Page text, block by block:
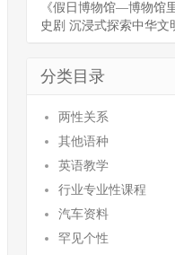
《假日博物馆—博物馆
史剧 沉浸式探索中华文
分类目录
两性关系
其他语种
英语教学
行业专业性课程
汽车资料
罕见个性